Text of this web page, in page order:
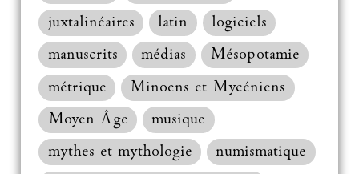
juxtalinéaires
latin
logiciels
manuscrits
médias
Mésopotamie
métrique
Minoens et Mycéniens
Moyen Âge
musique
mythes et mythologie
numismatique